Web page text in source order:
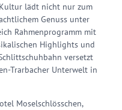
lädt nicht nur zum
Genuss unter
Rahmenprogramm mit
Highlights und
versetzt
Trarbacher Unterwelt in
Moselschlösschen,